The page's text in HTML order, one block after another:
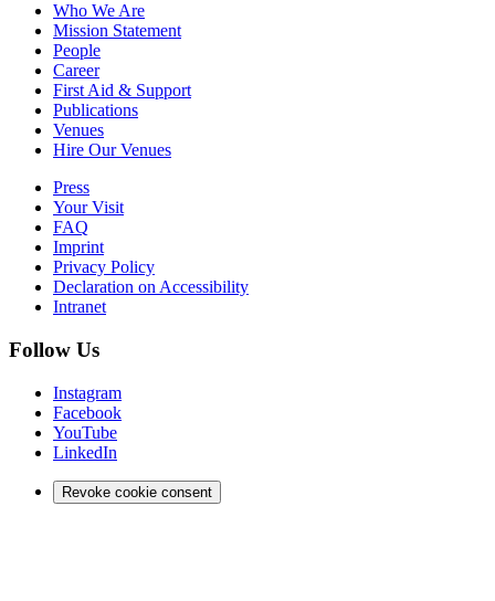
Who We Are
Mission Statement
People
Career
First Aid & Support
Publications
Venues
Hire Our Venues
Press
Your Visit
FAQ
Imprint
Privacy Policy
Declaration on Accessibility
Intranet
Follow Us
Instagram
Facebook
YouTube
LinkedIn
Revoke cookie consent